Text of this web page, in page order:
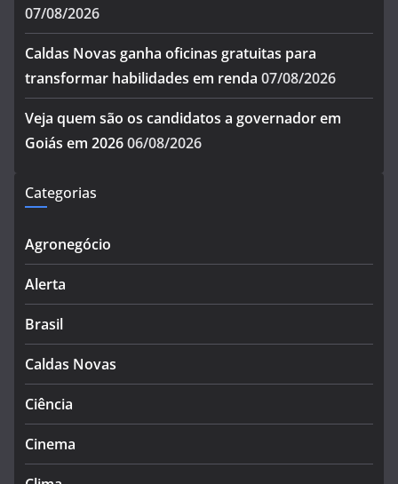
07/08/2026
Caldas Novas ganha oficinas gratuitas para
transformar habilidades em renda 07/08/2026
Veja quem são os candidatos a governador em
Goiás em 202606/08/2026
Categorias
Agronegócio
Alerta
Brasil
Caldas Novas
Ciência
Cinema